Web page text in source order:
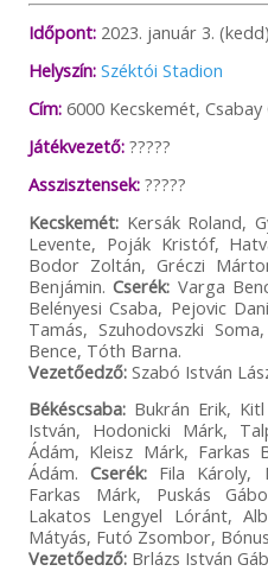
Időpont:2023. január 3.
Helyszín: Széktói Stadion
Cím:6000 Kecskemét, Csabay
Játékvezető:?????
Asszisztensek:?????
Kecskemét:Kersák Roland,
Levente, Poják Kristóf,
Bodor Zoltán, Gréczi
Benjámin.Cserék: Varga
Belényesi Csaba, Pejovic
Tamás, Szuhodovszki
Bence, Tóth Barna.
Vezetőedző:Szabó István
Békéscsaba:Bukrán Erik,
István, Hodonicki Márk,
Ádám, Kleisz Márk, Farkas
Ádám.Cserék: Fila Károly,
Farkas Márk, Puskás
Lakatos Lengyel Lóránt,
Mátyás, Futó Zsombor,
Vezetőedző:Brlázs István